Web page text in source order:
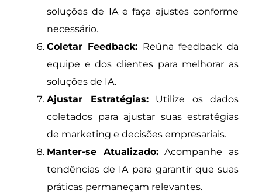
soluções de IA e faça ajustes conforme
necessário.
Coletar Feedback: Reúna feedback da
equipe e dos clientes para melhorar as
soluções de IA.
Ajustar Estratégias:Utilize os dados
coletados para ajustar suas estratégias
de marketing e decisões empresariais.
Manter-se Atualizado:Acompanhe as
tendências de IA para garantir que suas
práticas permaneçam relevantes.